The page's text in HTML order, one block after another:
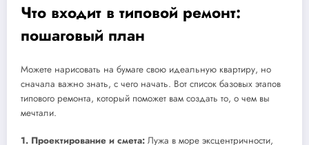
Что входит в типовой ремонт:
пошаговый план
Можете нарисовать на бумаге свою идеальную квартиру, но
сначала важно знать, с чего начать. Вот список базовых этапов
типового ремонта, который поможет вам создать то, о чем вы
мечтали.
1. Проектирование и смета: Лужа в море эксцентричности,